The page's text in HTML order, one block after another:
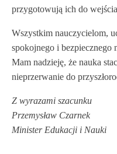
przygotowują ich do
Wszystkim nauczycielom,
spokojnego i bezpiecznego
Mam nadzieję, że nauka
nieprzerwanie do
Z wyrazami szacunku
Przemysław Czarnek
Minister Edukacji i Nauki